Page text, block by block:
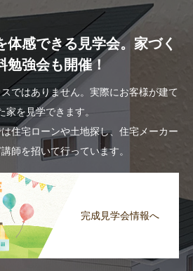
体感できる見学会。家づく
勉強会も開催！
ではありません。実際にお客様が建て
家を見学できます。
住宅ローンや土地探し、住宅メーカー
師を招いて行っています。
完成見学会情報へ